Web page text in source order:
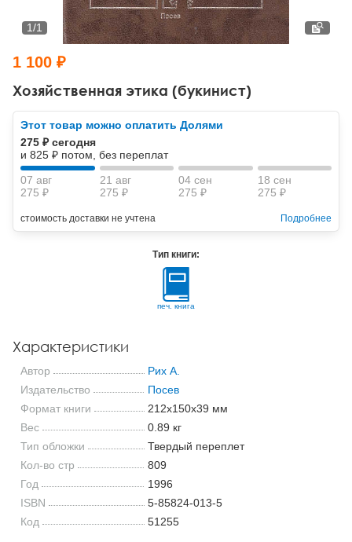
Тревожные расстройства, панические атаки
Психодрама
Другие направления психотерапии
Классический, эриксоновский гипноз и НЛП
НЛП
Психология труда и эргономика
Социальная психология
Социальная и организационная психология
Классический и юнгианский психоанализ
Хозяйственная этика (букинист)
1/1
1 100 ₽
Этот товар можно оплатить Долями
275 ₽ сегодня
и 825 ₽ потом, без переплат
07 авг
275 ₽
21 авг
275 ₽
04 сен
275 ₽
18 сен
275 ₽
стоимость доставки не учтена Подробнее
Тип книги:
печ. книга
Характеристики
Автор
Рих А.
Издательство
Посев
Формат книги
212x150x39 мм
Вес
0.89 кг
Тип обложки
Твердый переплет
Кол-во стр
809
Год
1996
ISBN
5-85824-013-5
Код
51255